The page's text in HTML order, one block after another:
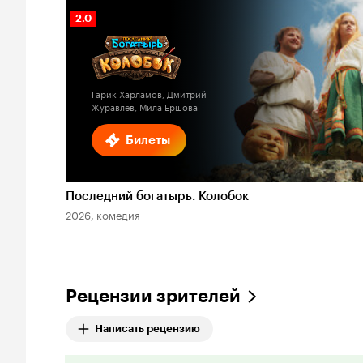
Билеты
Рейтинг
Кинопоиска
2.0
Гарик Харламов, Дмитрий
Журавлев, Мила Ершова
Последний богатырь. Колобок
2026, комедия
Рецензии зрителей
Написать рецензию